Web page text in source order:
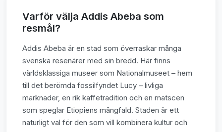
Varför välja Addis Abeba som
resmål?
Addis Abeba är en stad som överraskar många
svenska resenärer med sin bredd. Här finns
världsklassiga museer som Nationalmuseet – hem
till det berömda fossilfyndet Lucy – livliga
marknader, en rik kaffetradition och en matscen
som speglar Etiopiens mångfald. Staden är ett
naturligt val för den som vill kombinera kultur och